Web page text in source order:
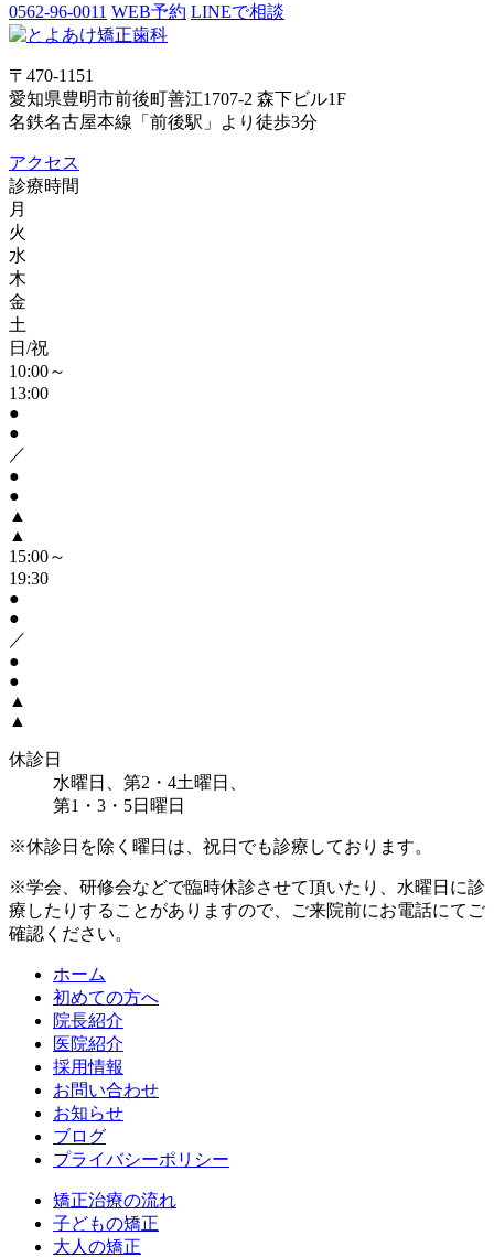
0562-96-0011 WEB予約 LINEで相談
〒470-1151
愛知県豊明市前後町善江1707-2 森下ビル1F
名鉄名古屋本線「前後駅」より徒歩3分
アクセス
診療時間
月
火
水
木
金
土
日/祝
10:00～
13:00
●
●
／
●
●
▲
▲
15:00～
19:30
●
●
／
●
●
▲
▲
休診日
水曜日、第2・4土曜日、
第1・3・5日曜日
※休診日を除く曜日は、祝日でも診療しております。
※学会、研修会などで臨時休診させて頂いたり、水曜日に診
療したりすることがありますので、ご来院前にお電話にてご
確認ください。
ホーム
初めての方へ
院長紹介
医院紹介
採用情報
お問い合わせ
お知らせ
ブログ
プライバシーポリシー
矯正治療の流れ
子どもの矯正
大人の矯正